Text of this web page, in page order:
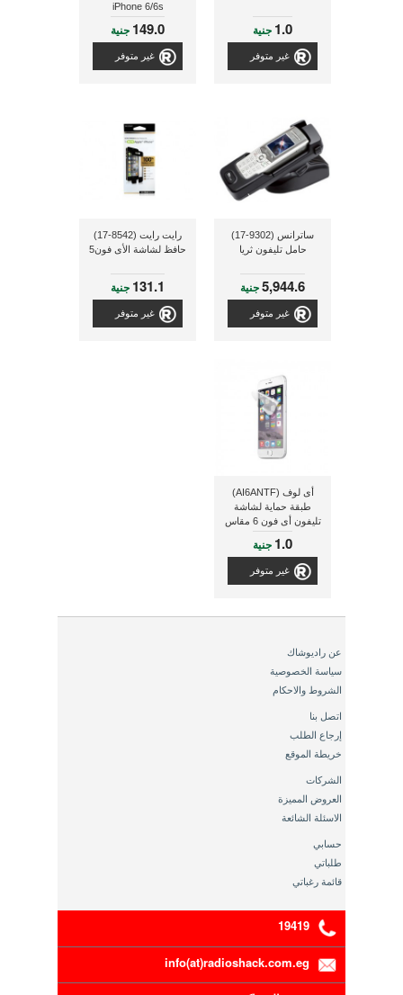
1.0 جنية
غير متوفر
iPhone 6/6s
149.0 جنية
غير متوفر
ساترانس (9302-17)
حامل تليفون ثريا
5,944.6جنية
غير متوفر
رايت رايت (8542-17)
حافظ لشاشة الأى فون5
131.1 جنية
غير متوفر
أى لوف (AI6ANTF)
طبقة حماية لشاشة
تليفون أى فون 6 مقاس
4.7 بوصة
1.0 جنية
غير متوفر
عن راديوشاك
سياسة الخصوصية
الشروط والاحكام
اتصل بنا
إرجاع الطلب
خريطة الموقع
الشركات
العروض المميزة
الاسئلة الشائعة
حسابي
طلباتي
قائمة رغباتي
19419
info(at)radioshack.com.eg